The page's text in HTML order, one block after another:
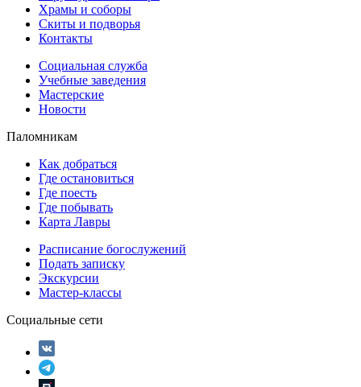
Храмы и соборы
Скиты и подворья
Контакты
Социальная служба
Учебные заведения
Мастерские
Новости
Паломникам
Как добраться
Где остановиться
Где поесть
Где побывать
Карта Лавры
Расписание богослужений
Подать записку
Экскурсии
Мастер-классы
Социальные сети